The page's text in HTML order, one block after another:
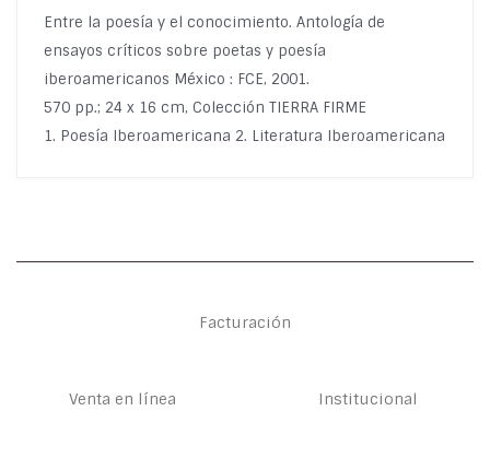
Entre la poesía y el conocimiento. Antología de
ensayos críticos sobre poetas y poesía
iberoamericanos México : FCE, 2001.
570 pp.; 24 x 16 cm, Colección TIERRA FIRME
1. Poesía Iberoamericana 2. Literatura Iberoamericana
Facturación
Venta en línea Institucional